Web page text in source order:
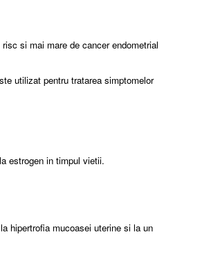
si mai mare de cancer endometrial
utilizat pentru tratarea simptomelor
estrogen in timpul vietii.
hipertrofia mucoasei uterine si la un